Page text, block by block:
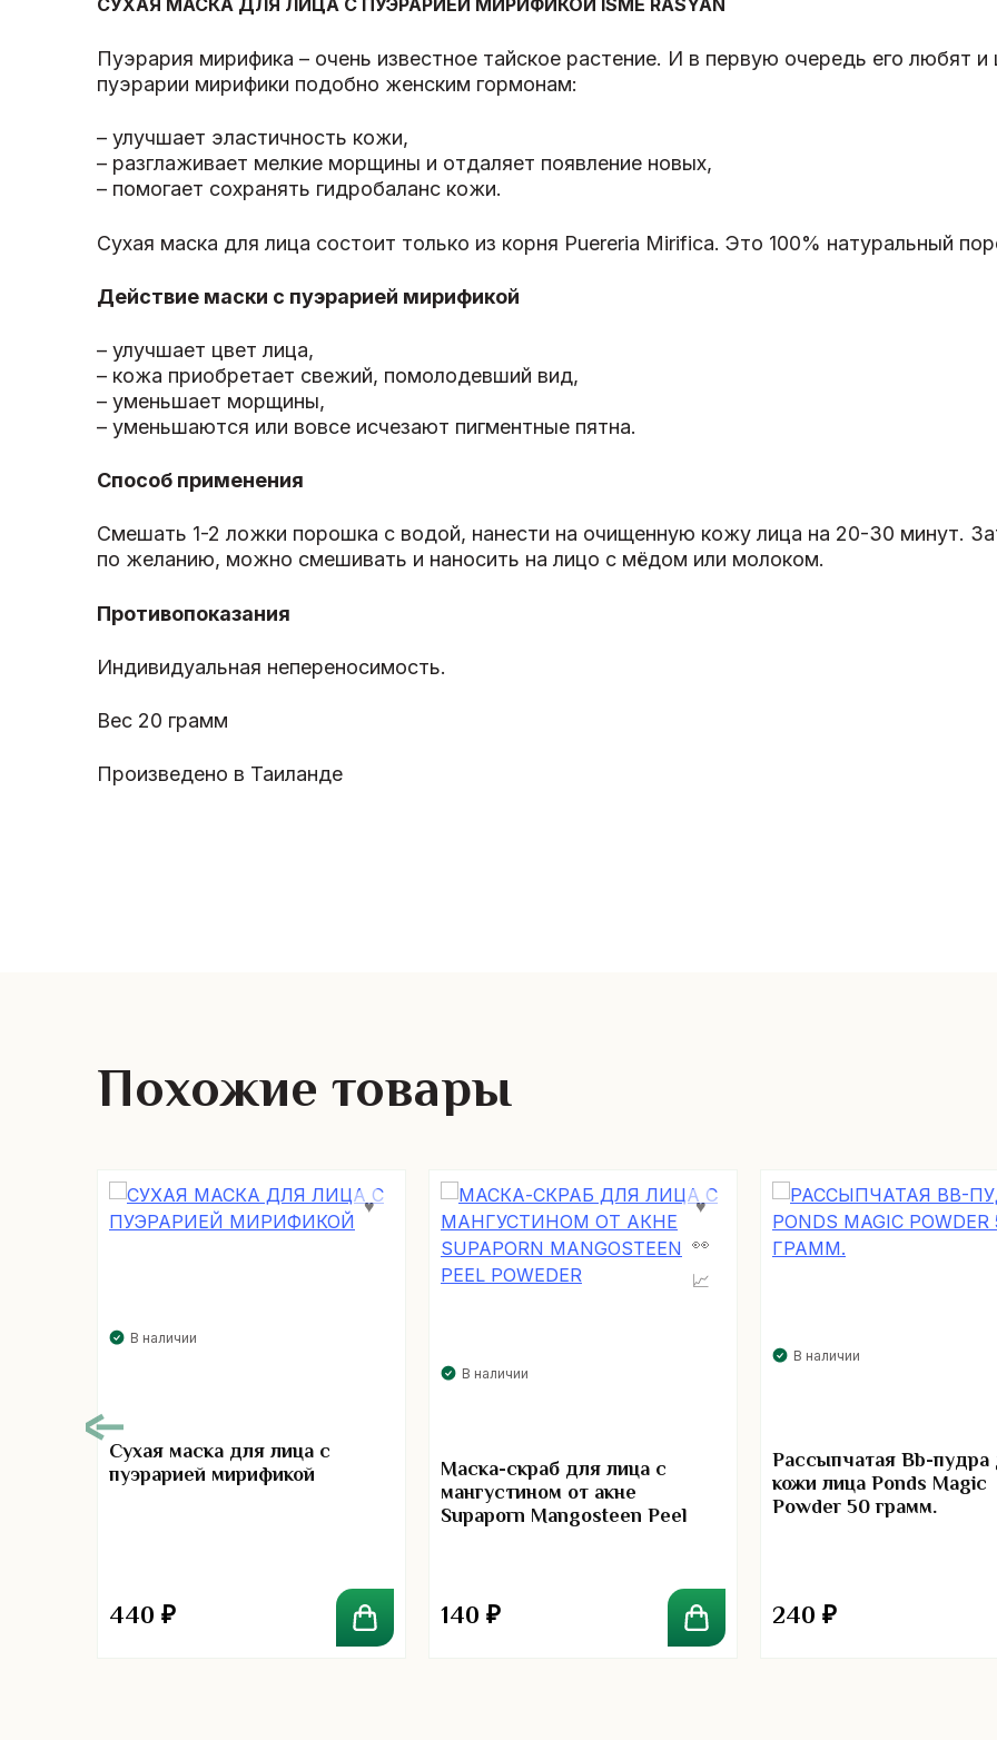
СУХАЯ МАСКА ДЛЯ ЛИЦА С ПУЭРАРИЕЙ МИРИФИКОЙ ISME RASYAN
Пуэрария мирифика – очень известное тайское растение. И в первую очередь его любят
пуэрарии мирифики подобно женским гормонам:
– улучшает эластичность кожи,
– разглаживает мелкие морщины и отдаляет появление новых,
– помогает сохранять гидробаланс кожи.
Сухая маска для лица состоит только из корня Puereria Mirifica. Это 100% натуральный
Действие маски с пуэрарией мирификой
– улучшает цвет лица,
– кожа приобретает свежий, помолодевший вид,
– уменьшает морщины,
– уменьшаются или вовсе исчезают пигментные пятна.
Способ применения
Смешать 1-2 ложки порошка с водой, нанести на очищенную кожу лица на 20-30 минут.
по желанию, можно смешивать и наносить на лицо с мёдом или молоком.
Противопоказания
Индивидуальная непереносимость.
Вес 20 грамм
Произведено в Таиланде
Похожие товары
В наличии
Сухая маска для лица с
пуэрарией мирификой
440 ₽
В наличии
Маска-скраб для лица с
мангустином от акне
Supaporn Mangosteen Peel
140 ₽
В наличии
Рассыпчатая Bb-пудра
кожи лица Ponds Magic
Powder 50 грамм.
240 ₽